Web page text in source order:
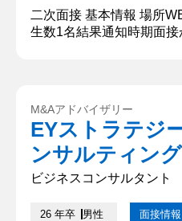
二次面接 基本情報 場所
生数1名結果通知時期面
ことについて教えてくだ
入れたことは、サークル
一環として、海外...
M&Aアドバイザリー
EYストラテジ
ンサルティング
ビジネスコンサルタント
26 年卒 男性 面接情報